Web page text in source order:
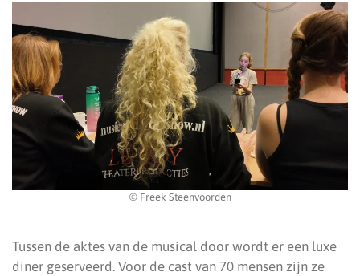
© Freek Steenvoorden
Tussen de aktes van de musical door wordt er een luxe
diner geserveerd. Voor de cast van 70 mensen zijn ze